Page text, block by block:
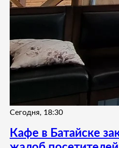
Сегодня, 18:30
Кафе в Батайске